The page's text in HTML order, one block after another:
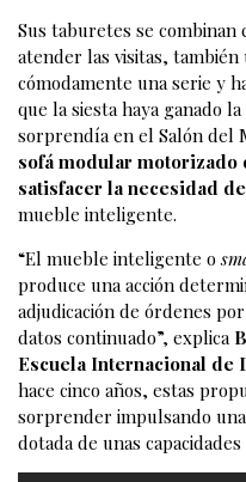
Sus taburetes se combinan
atender las visitas, también
cómodamente una serie y
que la siesta haya ganado
sorprendía en el Salón del
sofá modular motorizado
satisfacer la necesidad
mueble inteligente.
“El mueble inteligente o
produce una acción
adjudicación de órdenes
datos continuado”, explica
Escuela Internacional de
hace cinco años, estas
sorprender impulsando
dotada de unas capacidades